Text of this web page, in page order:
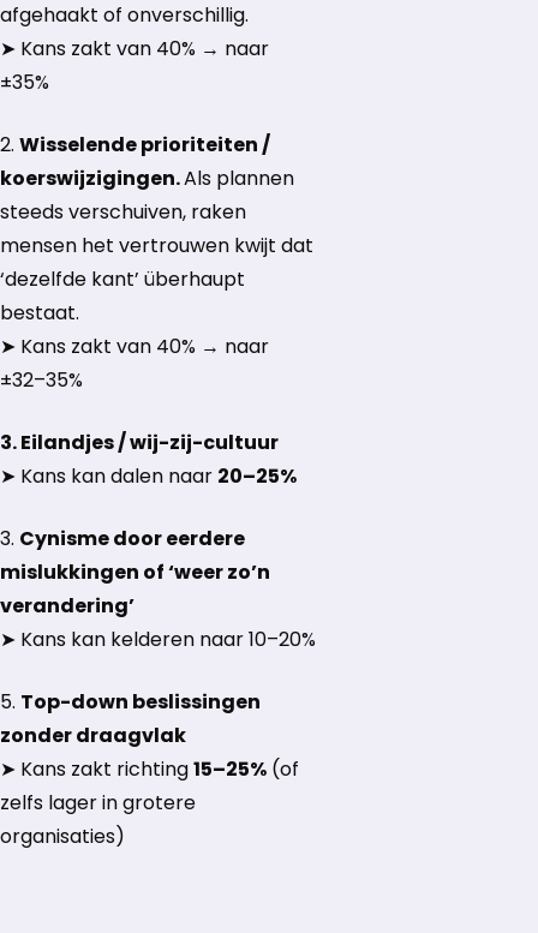
afgehaakt of onverschillig.
➤ Kans zakt van 40% → naar
±35%
2. Wisselende prioriteiten /
koerswijzigingen.Als plannen
steeds verschuiven, raken
mensen het vertrouwen kwijt dat
‘dezelfde kant’ überhaupt
bestaat.
➤ Kans zakt van 40% → naar
±32–35%
3. Eilandjes / wij-zij-cultuur
➤ Kans kan dalen naar 20–25%
3. Cynisme door eerdere
mislukkingen of ‘weer zo’n
verandering’
➤ Kans kan kelderen naar 10–20%
5. Top-down beslissingen
zonder draagvlak
➤ Kans zakt richting15–25% (of
zelfs lager in grotere
organisaties)